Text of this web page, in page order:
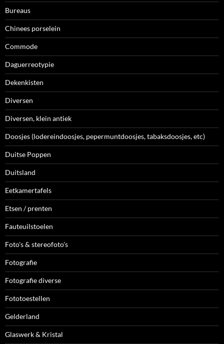
Bureaus
Chinees porselein
Commode
Daguerreotypie
Dekenkisten
Diversen
Diversen, klein antiek
Doosjes (lodereindoosjes, pepermuntdoosjes, tabaksdoosjes, etc)
Duitse Poppen
Duitsland
Eetkamertafels
Etsen / prenten
Fauteuilstoelen
Foto's & stereofoto's
Fotografie
Fotografie diverse
Fototoestellen
Gelderland
Glaswerk & Kristal